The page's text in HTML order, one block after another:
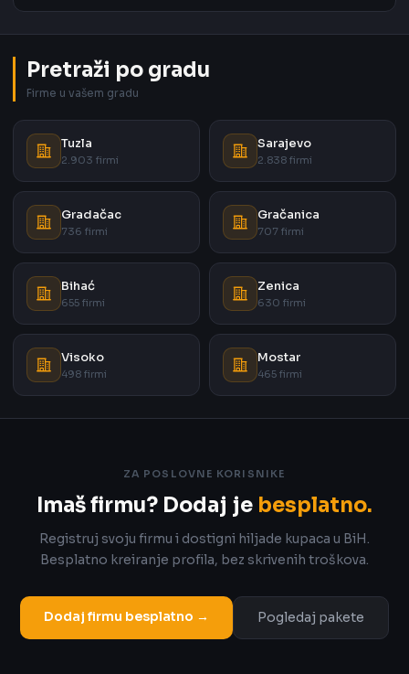
Pretraži po gradu
Firme u vašem gradu
Tuzla
2.903 firmi
Sarajevo
2.838 firmi
Gradačac
736 firmi
Gračanica
707 firmi
Bihać
655 firmi
Zenica
630 firmi
Visoko
498 firmi
Mostar
465 firmi
ZA POSLOVNE KORISNIKE
Imaš firmu? Dodaj je besplatno.
Registruj svoju firmu i dostigni hiljade kupaca u BiH.
Besplatno kreiranje profila, bez skrivenih troškova.
Dodaj firmu besplatno → Pogledaj pakete